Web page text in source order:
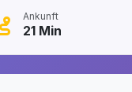
Ankunft
21 Min